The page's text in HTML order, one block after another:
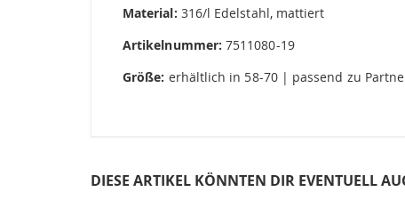
Material: 316/l Edelstahl, mattiert
Artikelnummer:7511080-19
Größe: erhältlich in 58-70 | passend zu
DIESE ARTIKEL KÖNNTEN DIR EVENTUELL